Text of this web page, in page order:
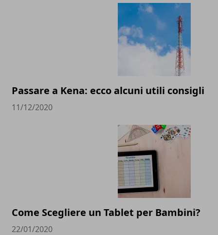
Passare a Kena: ecco alcuni utili consigli
11/12/2020
Come Scegliere un Tablet per Bambini?
22/01/2020